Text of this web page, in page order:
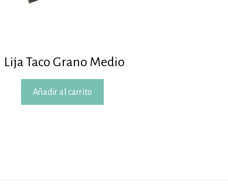
Lija Taco Grano Medio
Añadir al carrito